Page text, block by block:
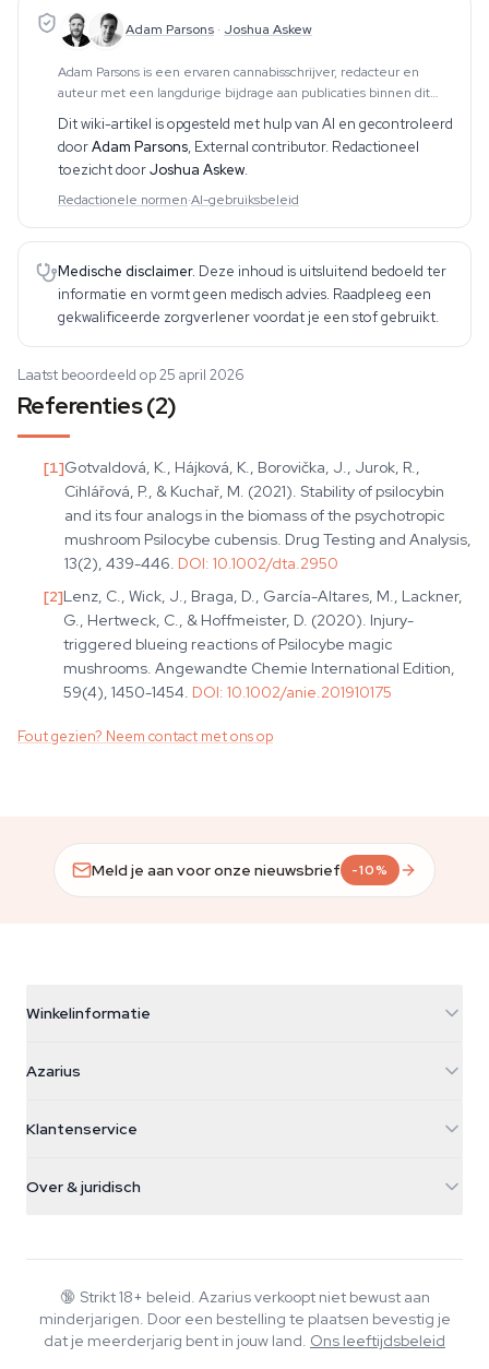
Adam Parsons · Joshua Askew
Adam Parsons is een ervaren cannabisschrijver, redacteur en
auteur met een langdurige bijdrage aan publicaties binnen dit
vakgebied. Zijn werk omvat CBD, psychedelica, etnobotanica en
aanverwante onderwerpen. Hij produce
Dit wiki-artikel is opgesteld met hulp van AI en gecontroleerd
doorAdam Parsons, External contributor. Redactioneel
toezicht doorJoshua Askew.
Redactionele normen·AI-gebruiksbeleid
Medische disclaimer. Deze inhoud is uitsluitend bedoeld ter
informatie en vormt geen medisch advies. Raadpleeg een
gekwalificeerde zorgverlener voordat je een stof gebruikt.
Laatst beoordeeld op 25 april 2026
Referenties (2)
[1]Gotvaldová, K., Hájková, K., Borovička, J., Jurok, R.,
Cihlářová, P., & Kuchař, M. (2021). Stability of psilocybin
and its four analogs in the biomass of the psychotropic
mushroom Psilocybe cubensis. Drug Testing and Analysis,
13(2), 439-446. DOI: 10.1002/dta.2950
[2]Lenz, C., Wick, J., Braga, D., García-Altares, M., Lackner,
G., Hertweck, C., & Hoffmeister, D. (2020). Injury-
triggered blueing reactions of Psilocybe magic
mushrooms. Angewandte Chemie International Edition,
59(4), 1450-1454. DOI: 10.1002/anie.201910175
Fout gezien? Neem contact met ons op
Meld je aan voor onze nieuwsbrief -10%
Winkelinformatie
Galvaniweg 11
Nederland
+31(0)204897914
Azarius
Smokeshop
Klantenservice
Veelgestelde vragen
Privacybeleid
Over & juridisch
Wiki
Muziek
🔞 Strikt 18+ beleid. Azarius verkoopt niet bewust aan
minderjarigen. Door een bestelling te plaatsen bevestig je
dat je meerderjarig bent in jouw land. Ons leeftijdsbeleid